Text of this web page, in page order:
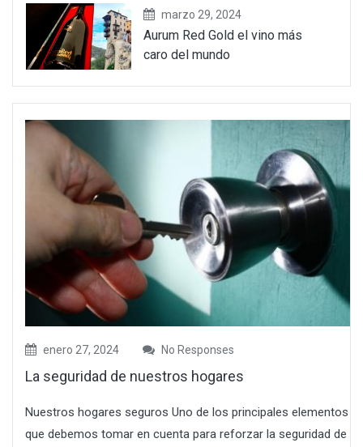
marzo 29, 2024
Aurum Red Gold el vino más
caro del mundo
enero 27, 2024 No Responses
La seguridad de nuestros hogares
Nuestros hogares seguros Uno de los principales elementos
que debemos tomar en cuenta para reforzar la seguridad de